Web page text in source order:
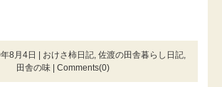
8月4日 | おけさ柿日記, 佐渡の田舎暮らし日記,
田舎の味| Comments(0)